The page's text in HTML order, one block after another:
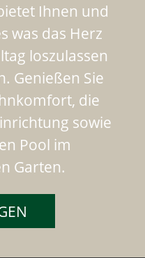
Ihnen und
was das Herz
loszulassen
Genießen Sie
die
sowie
Pool im
Garten.